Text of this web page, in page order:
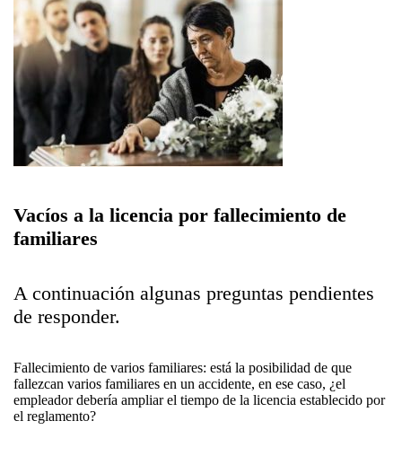
Vacíos a la licencia por fallecimiento de
familiares
A continuación algunas preguntas pendientes
de responder.
Fallecimiento de varios familiares: está la posibilidad de que
fallezcan varios familiares en un accidente, en ese caso, ¿el
empleador debería ampliar el tiempo de la licencia establecido por
el reglamento?